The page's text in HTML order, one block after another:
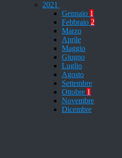
2021
Gennaio 1
Febbraio 2
Marzo
Aprile
Maggio
Giugno
Luglio
Agosto
Settembre
Ottobre 1
Novembre
Dicembre